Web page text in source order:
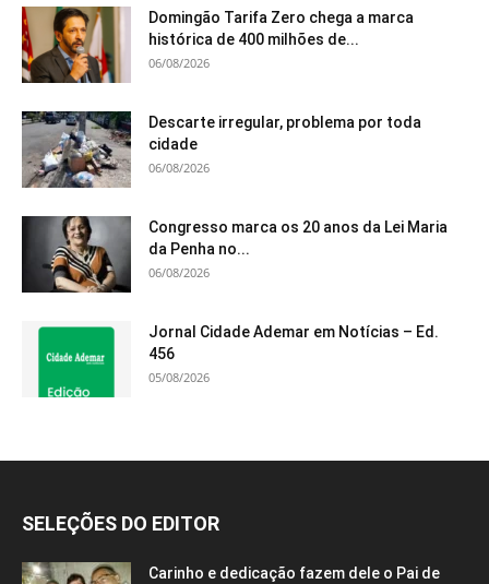
Domingão Tarifa Zero chega a marca
histórica de 400 milhões de...
06/08/2026
Descarte irregular, problema por toda
cidade
06/08/2026
Congresso marca os 20 anos da Lei Maria
da Penha no...
06/08/2026
Jornal Cidade Ademar em Notícias – Ed.
456
05/08/2026
SELEÇÕES DO EDITOR
Carinho e dedicação fazem dele o Pai de